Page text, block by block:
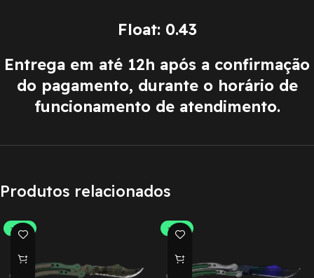
Float: 0.43
Entrega em até 12h após a confirmação
do pagamento, durante o horário de
funcionamento de atendimento.
Produtos relacionados
-30% -30%